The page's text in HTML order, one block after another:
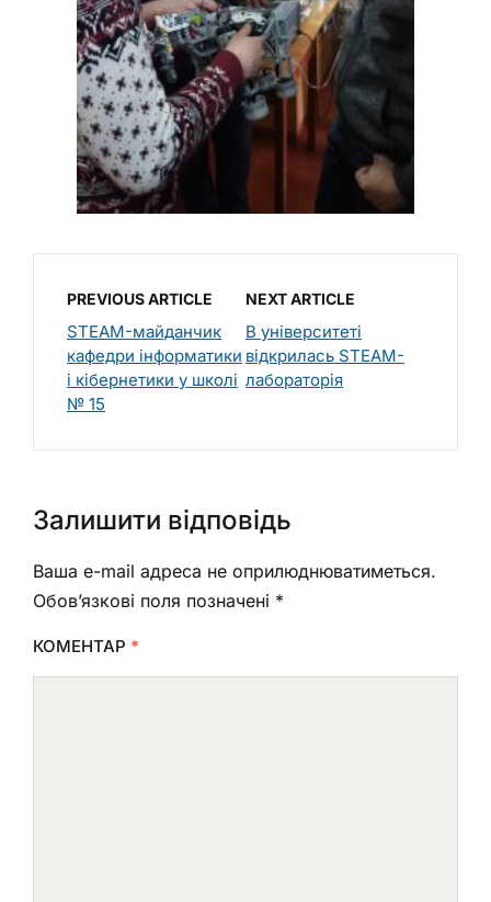
PREVIOUS ARTICLE
STEAM-майданчик
кафедри інформатики
і кібернетики у школі
№ 15
NEXT ARTICLE
В університеті
відкрилась STEAM-
лабораторія
Залишити відповідь
Ваша e-mail адреса не оприлюднюватиметься.
Обов’язкові поля позначені *
КОМЕНТАР *